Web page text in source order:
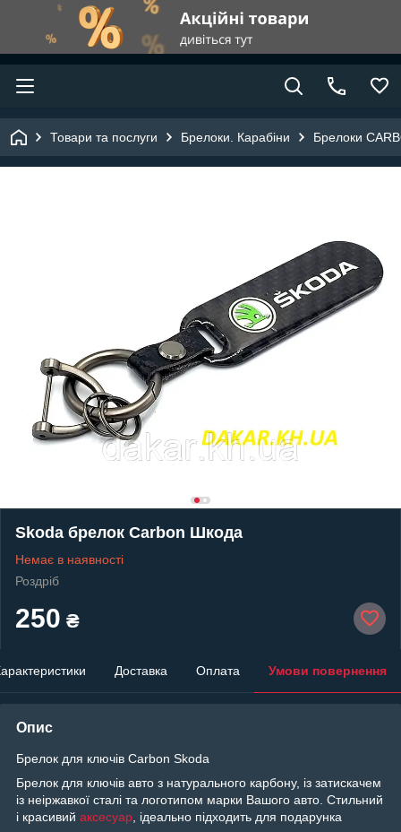
Товари та послуги Брелоки. Карабіни Брелоки
Skoda брелок Carbon Шкода
Немає в наявності
Роздріб
250 ₴
Доставка Оплата Умови повернення
Опис
Брелок для ключів Carbon Skoda
Брелок для ключів авто з натурального карбону, із затискачем
із неіржавкої сталі та логотипом марки Вашого авто. Стильний
і красивий аксесуар , ідеально підходить для подарунка